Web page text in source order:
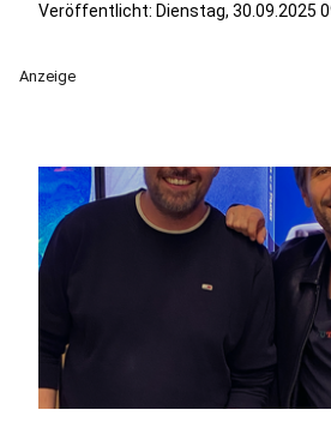
Veröffentlicht: Dienstag, 30.09.2025
Anzeige